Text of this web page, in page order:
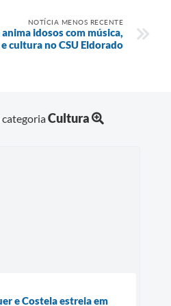
NOTÍCIA MENOS RECENTE
idosos com música,
cultura no CSU Eldorado
categoriaCultura
e Costela estreia em